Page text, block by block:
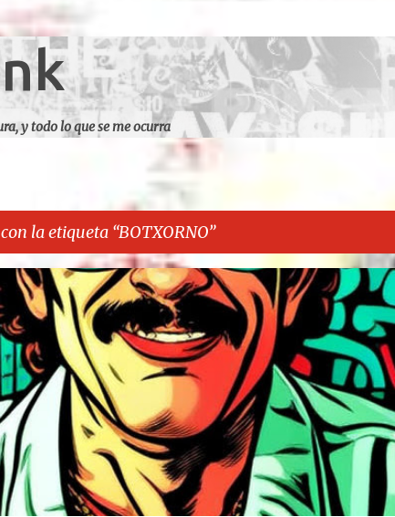
y todo lo que se me ocurra
la etiqueta BOTXORNO